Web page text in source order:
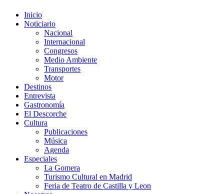
Inicio
Noticiario
Nacional
Internacional
Congresos
Medio Ambiente
Transportes
Motor
Destinos
Entrevista
Gastronomía
El Descorche
Cultura
Publicaciones
Música
Agenda
Especiales
La Gomera
Turismo Cultural en Madrid
Feria de Teatro de Castilla y Leon